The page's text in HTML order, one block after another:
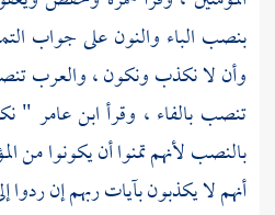
بنصب الباء والنون على جواب
وأن لا نكذب ونكون ، والعرب
تنصب بالفاء ، وقرأابن عامر "
بالنصب لأنهم تمنوا أن يكونوا من
أنهم لا يكذبون بآيات ربهم إن ردوا